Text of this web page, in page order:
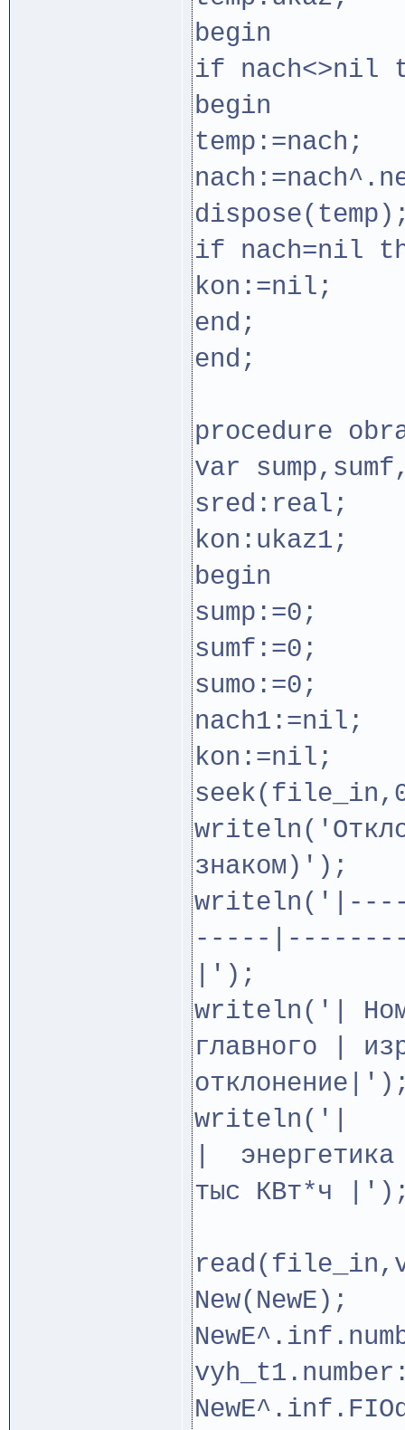
begin
if nach<>nil
begin
temp:=nach;
if nach=nil
kon:=nil;
end;
end;
procedure
var
sred:real;
kon:ukaz1;
begin
sump:=0;
sumf:=0;
sumo:=0;
nach1:=nil;
kon:=nil;
знаком)');
-----
|');
writeln('|
главного |
|
тыс КВт*ч
New(NewE);